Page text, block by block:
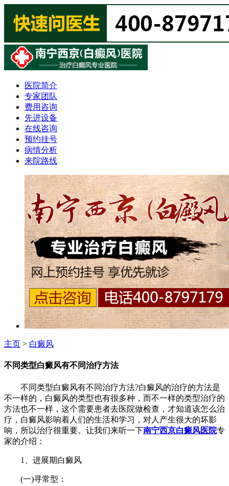
医院简介
专家团队
费用咨询
先进设备
在线咨询
预约挂号
病情分析
来院路线
主页 > 白癜风
不同类型白癜风有不同治疗方法
不同类型白癜风有不同治疗方法?白癜风的治疗的方法是
不一样的，白癜风的类型也有很多种，而不一样的类型治疗的
方法也不一样，这个需要患者去医院做检查，才知道该怎么治
疗，白癜风影响着人们的生活和学习，对人产生很大的坏影
响，所以治疗很重要。让我们来听一下南宁西京白癜风医院专
家的介绍：
1、进展期白癜风
(一)寻常型：